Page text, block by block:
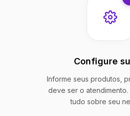
Configure
Informe seus produtos,
deve ser o atendimento.
tudo sobre seu